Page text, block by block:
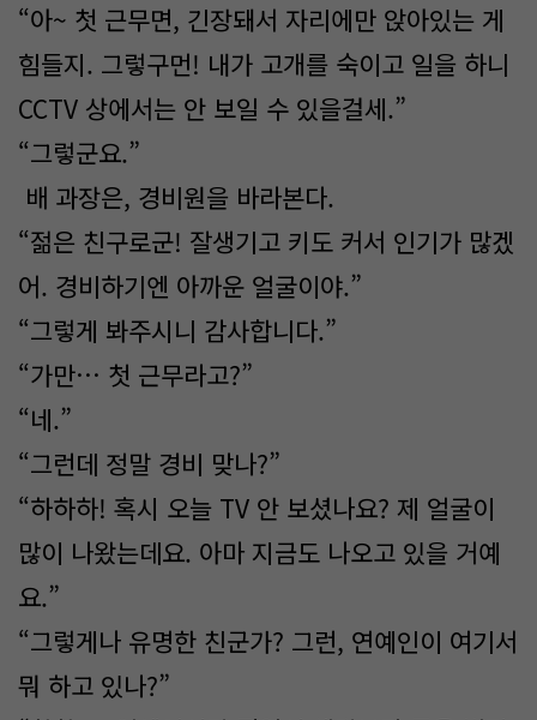
“아~ 첫 근무면, 긴장돼서 자리에만 앉아있는 게
힘들지. 그렇구먼! 내가 고개를 숙이고 일을 하니
CCTV 상에서는 안 보일 수 있을걸세.”
“그렇군요.”
배 과장은, 경비원을 바라본다.
“젊은 친구로군! 잘생기고 키도 커서 인기가 많겠
어. 경비하기엔 아까운 얼굴이야.”
“그렇게 봐주시니 감사합니다.”
“가만… 첫 근무라고?”
“네.”
“그런데 정말 경비 맞나?”
“하하하! 혹시 오늘 TV 안 보셨나요? 제 얼굴이
많이 나왔는데요. 아마 지금도 나오고 있을 거예
요.”
“그렇게나 유명한 친군가? 그런, 연예인이 여기서
뭐 하고 있나?”